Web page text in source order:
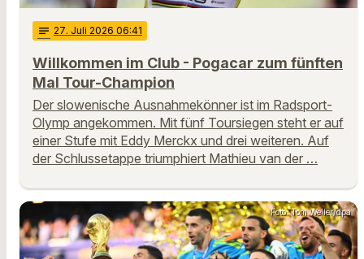
notes 27. Juli 2026 06:41
Willkommen im Club - Pogacar zum fünften
Mal Tour-Champion
Der slowenische Ausnahmekönner ist im Radsport-
Olymp angekommen. Mit fünf Toursiegen steht er auf
einer Stufe mit Eddy Merckx und drei weiteren. Auf
der Schlussetappe triumphiert Mathieu van der …
Foto: Tom Weller/dpa